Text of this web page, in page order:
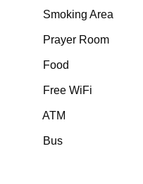
Smoking Area
Prayer Room
Food
Free WiFi
ATM
Bus